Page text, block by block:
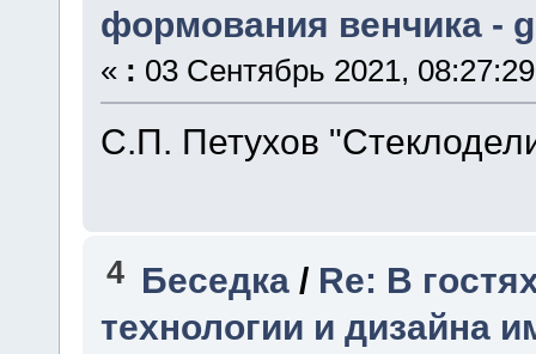
формования венчика -
« : 03 Сентябрь 2021,
С.П. Петухов
4 Беседка / Re: В
технологии и дизайна